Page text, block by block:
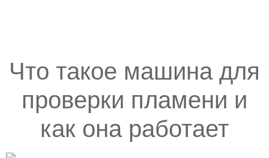
Что такое машина для
проверки пламени и
как она работает